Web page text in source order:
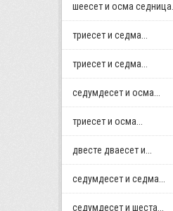
шеесет и осма седница...
триесет и седма...
триесет и седма...
седумдесет и осма...
триесет и осма...
двестe дваесет и...
седумдесет и седма...
седумдесет и шеста...